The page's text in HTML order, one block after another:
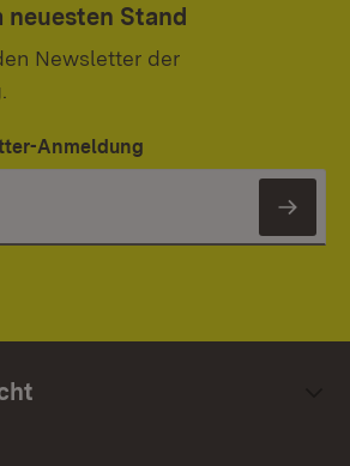
neuesten Stand
Newsletter der
Anmeldung